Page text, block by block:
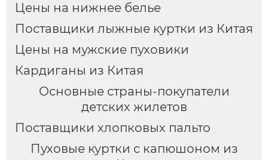
Цены на нижнее белье
Поставщики лыжные куртки из Китая
Цены на мужские пуховики
Кардиганы из Китая
Основные страны-покупатели
детских жилетов
Поставщики хлопковых пальто
Пуховые куртки с капюшоном из